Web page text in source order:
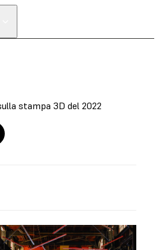
stampa 3D del 2022